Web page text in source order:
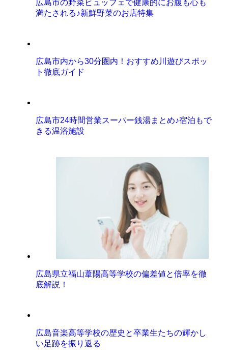
広島市の野菜ビュッフェで健康的にお腹も心も
満たされる♪新鮮野菜のお店特集
広島市内から30分圏内！おすすめ川遊びスポッ
ト徹底ガイド
広島市24時間営業スーパー銭湯まとめ♪宿泊もで
きる温浴施設
広島県立福山葦陽高等学校の偏差値と倍率を徹
底解説！
広島音楽高等学校の歴史と卒業生たちの輝かし
い足跡を振り返る